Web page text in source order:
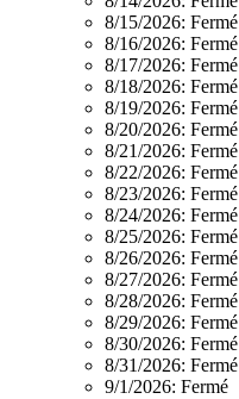
8/15/2026: Fermé
8/16/2026: Fermé
8/17/2026: Fermé
8/18/2026: Fermé
8/19/2026: Fermé
8/20/2026: Fermé
8/21/2026: Fermé
8/22/2026: Fermé
8/23/2026: Fermé
8/24/2026: Fermé
8/25/2026: Fermé
8/26/2026: Fermé
8/27/2026: Fermé
8/28/2026: Fermé
8/29/2026: Fermé
8/30/2026: Fermé
8/31/2026: Fermé
9/1/2026: Fermé